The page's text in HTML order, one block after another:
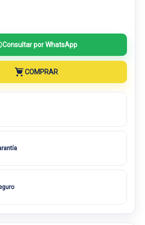
Consultar por WhatsApp
COMPRAR